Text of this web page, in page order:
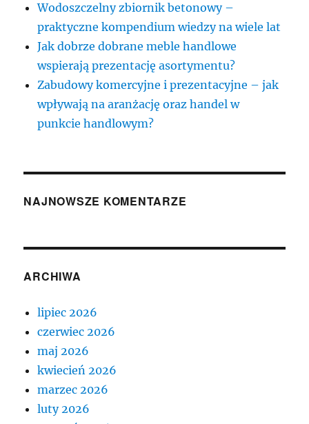
Wodoszczelny zbiornik betonowy –
praktyczne kompendium wiedzy na wiele lat
Jak dobrze dobrane meble handlowe
wspierają prezentację asortymentu?
Zabudowy komercyjne i prezentacyjne – jak
wpływają na aranżację oraz handel w
punkcie handlowym?
NAJNOWSZE KOMENTARZE
ARCHIWA
lipiec 2026
czerwiec 2026
maj 2026
kwiecień 2026
marzec 2026
luty 2026